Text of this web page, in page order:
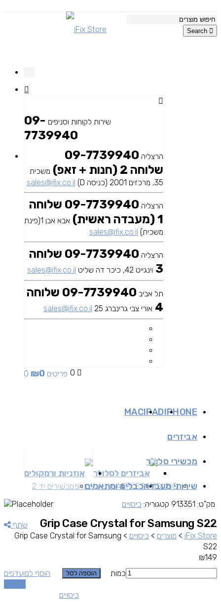
Search
שירות לקוחות וסניפים 09-
7739940
הרצליה 09-7739940
שלוחה 2 (חנות + זאפ)
משכית
35, מרכזים 2001 (כניסה D)
sales@ifix.co.il
הרצליה
09-7739940 שלוחה
1 (מעבדה ראשית)
אבא אבן 1(פינת
משכית) sales@ifix.co.il
הרצליה
09-7739940 שלוחה
3 וינגייט 42, כיכר דה שליט sales@ifix.co.il
תל אביב
09-7739940 שלוחה
4 אורי צבי גרינברג 25 sales@ifix.co.il
0 0 פריטים ₪0
IPHONE
IPAD
MAC
אביזרים
אביזרים לסלולר אוזניות ורמקולים
מכשירי סלולר
SAMSUNG
APPLEמכשירים זאפמכשירים יד 2 שירותי מעבדהכבלים ומתאמים
שתף
iFix Store
> מוצרים > כיסויים >
Grip Case Crystal for Samsung
S22
Grip Case Crystal for Samsung S22
₪149
כמות
הוספה לסל
הוסף למועדפים
מק"ט: 913351 קטגוריה: כיסויים
כיסויים